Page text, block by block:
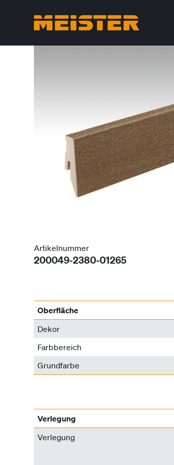
Artikelnummer
200049-2380-01265
Oberfläche
Dekor
Farbbereich
Grundfarbe
Verlegung
Verlegung